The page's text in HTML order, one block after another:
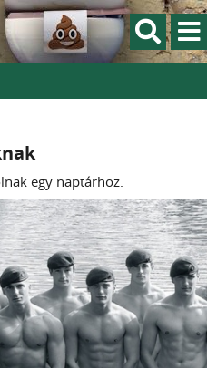
egy naptárhoz.